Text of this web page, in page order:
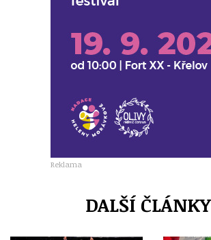
Reklama
DALŠÍ ČLÁNKY